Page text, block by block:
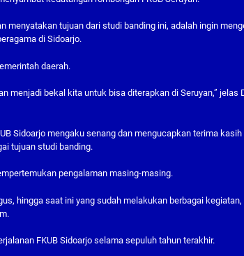
menyatakan tujuan dari studi banding ini, adalah ingin
di Sidoarjo.
daerah.
menjadi bekal kita untuk bisa diterapkan di Seruyan,” jelas
Sidoarjo mengaku senang dan mengucapkan terima kasih
tujuan studi banding.
pengalaman masing-masing.
hingga saat ini yang sudah melakukan berbagai kegiatan,
FKUB Sidoarjo selama sepuluh tahun terakhir.